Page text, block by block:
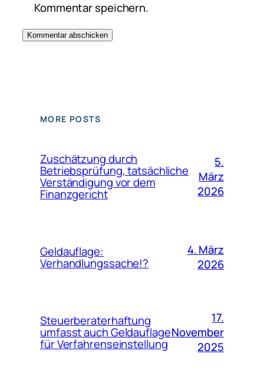
Kommentar speichern.
MORE POSTS
Zuschätzung durch
Betriebsprüfung, tatsächliche
Verständigung vor dem
Finanzgericht
5.
März
2026
Geldauflage:
Verhandlungssache!?
4. März
2026
Steuerberaterhaftung
umfasst auch Geldauflage
für Verfahrenseinstellung
17.
November
2025